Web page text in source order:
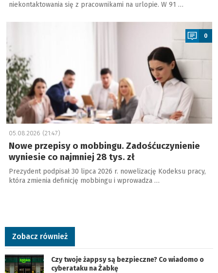
niekontaktowania się z pracownikami na urlopie. W 91 …
0
05.08.2026 (21:47)
Nowe przepisy o mobbingu. Zadośćuczynienie
wyniesie co najmniej 28 tys. zł
Prezydent podpisał 30 lipca 2026 r. nowelizację Kodeksu pracy,
która zmienia definicję mobbingu i wprowadza …
Zobacz również
Czy twoje żappsy są bezpieczne? Co wiadomo o
cyberataku na Żabkę